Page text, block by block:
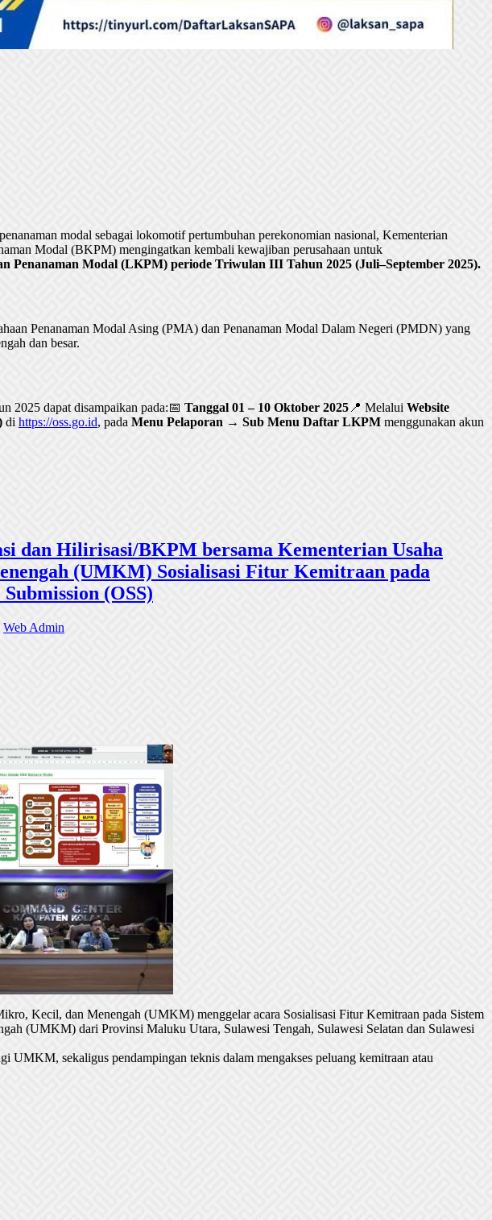
modal sebagai lokomotif pertumbuhan perekonomian nasional, Kementerian
Modal (BKPM) mengingatkan kembali kewajiban perusahaan untuk
Penanaman Modal (LKPM) periode Triwulan III Tahun 2025 (Juli–September 2025).
Penanaman Modal Asing (PMA) dan Penanaman Modal Dalam Negeri (PMDN) yang
dan besar.
2025 dapat disampaikan pada:📅 Tanggal 01 – 10 Oktober 2025 📍 Melalui Website
di https://oss.go.id, pada Menu Pelaporan → Sub Menu Daftar LKPM menggunakan akun
dan Hilirisasi/BKPM bersama Kementerian Usaha
(UMKM) Sosialisasi Fitur Kemitraan pada
(OSS)
Web Admin
Kecil, dan Menengah (UMKM) menggelar acara Sosialisasi Fitur Kemitraan pada Sistem
(UMKM) dari Provinsi Maluku Utara, Sulawesi Tengah, Sulawesi Selatan dan Sulawesi
UMKM, sekaligus pendampingan teknis dalam mengakses peluang kemitraan atau